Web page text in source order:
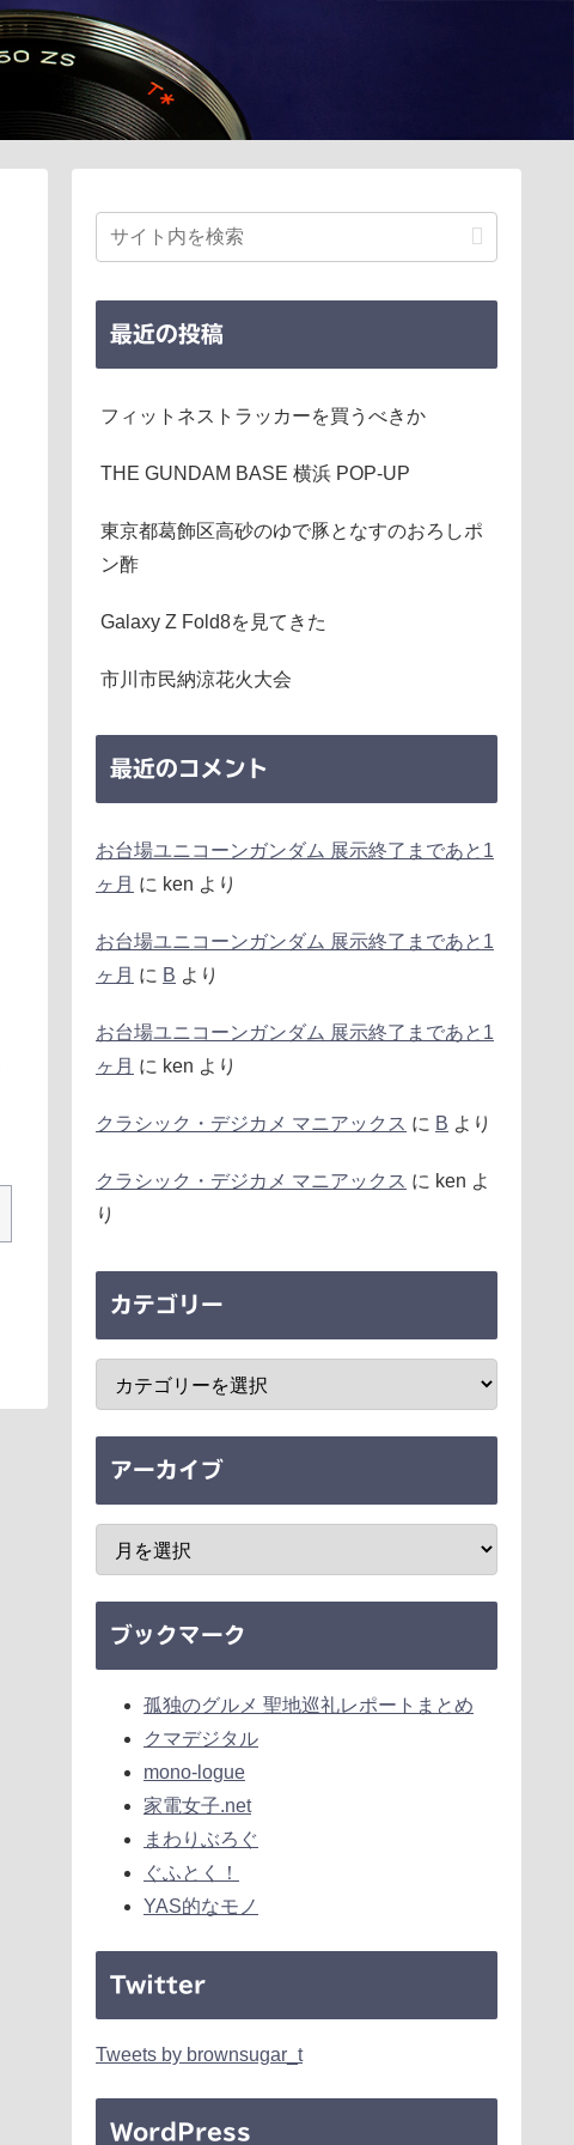
最近の投稿
フィットネストラッカーを買うべきか
THE GUNDAM BASE 横浜 POP-UP
東京都葛飾区高砂のゆで豚となすのおろしポ
ン酢
Galaxy Z Fold8を見てきた
市川市民納涼花火大会
最近のコメント
お台場ユニコーンガンダム 展示終了まであと1
ヶ月 に ken より
お台場ユニコーンガンダム 展示終了まであと1
ヶ月 に B より
お台場ユニコーンガンダム 展示終了まであと1
ヶ月 に ken より
クラシック・デジカメ マニアックス に B より
クラシック・デジカメ マニアックス に ken よ
り
カテゴリー
アーカイブ
ブックマーク
孤独のグルメ 聖地巡礼レポートまとめ
クマデジタル
mono-logue
家電女子.net
まわりぶろぐ
ぐふとく！
YAS的なモノ
Twitter
Tweets by brownsugar_t
WordPress